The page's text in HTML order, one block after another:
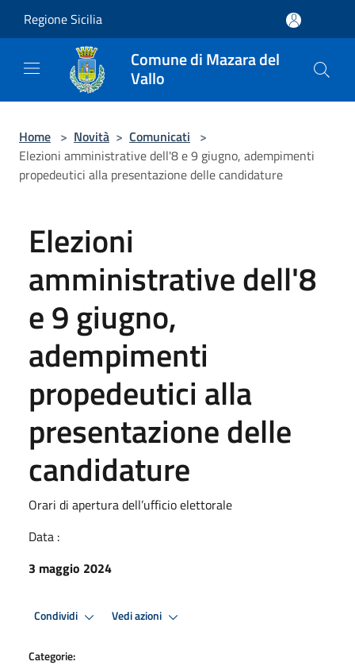
Regione Sicilia
Comune di Mazara del
Vallo
Home > Novità > Comunicati >
Elezioni amministrative dell'8 e 9 giugno, adempimenti
propedeutici alla presentazione delle candidature
Elezioni
amministrative dell'8
e 9 giugno,
adempimenti
propedeutici alla
presentazione delle
candidature
Orari di apertura dell’ufficio elettorale
Data :
3 maggio 2024
Condividi Vedi azioni
Categorie: